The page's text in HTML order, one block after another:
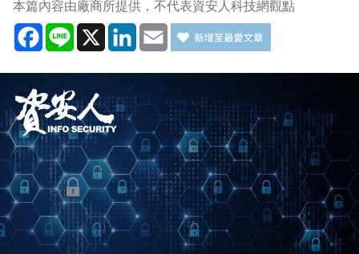
本篇內容由廠商所提供，不代表資安人科技網觀點
Facebook
Line X LinkedIn
Email